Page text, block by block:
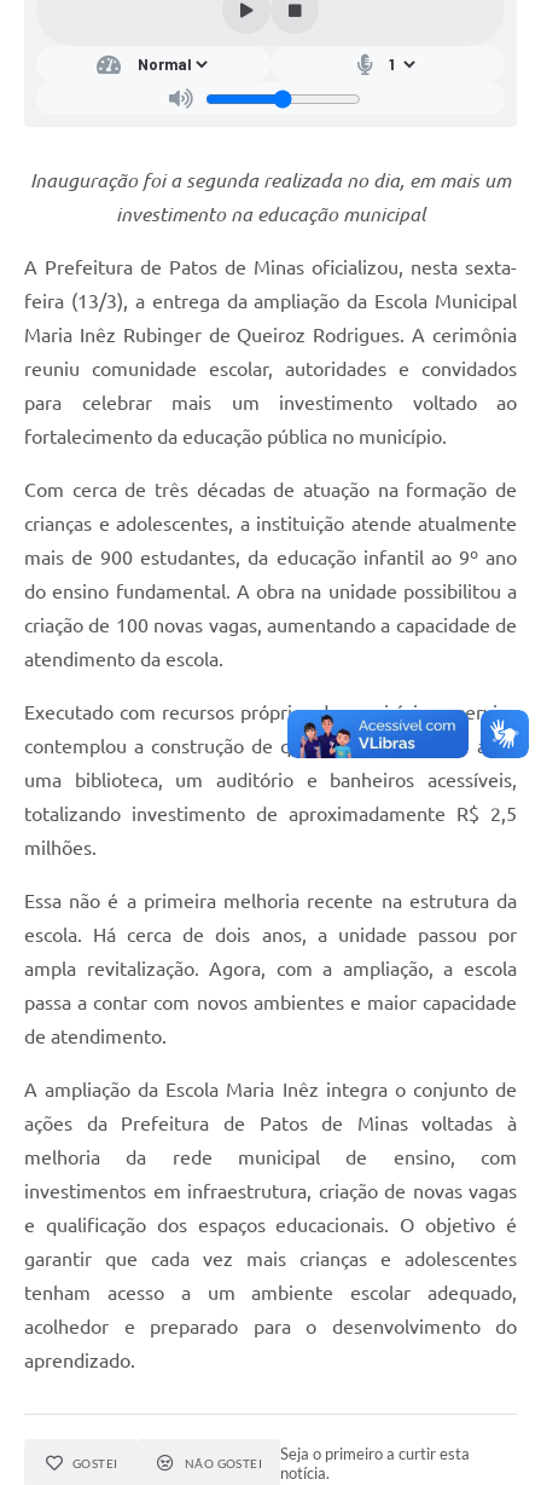
Inauguração foi a segunda realizada no dia, em mais um
investimento na educação municipal
A Prefeitura de Patos de Minas oficializou, nesta sexta-
feira (13/3), a entrega da ampliação da Escola Municipal
Maria Inêz Rubinger de Queiroz Rodrigues. A cerimônia
reuniu comunidade escolar, autoridades e convidados
para celebrar mais um investimento voltado ao
fortalecimento da educação pública no município.
Com cerca de três décadas de atuação na formação de
crianças e adolescentes, a instituição atende atualmente
mais de 900 estudantes, da educação infantil ao 9º ano
do ensino fundamental. A obra na unidade possibilitou a
criação de 100 novas vagas, aumentando a capacidade de
atendimento da escola.
Executado com recursos próprios do município, o serviço
contemplou a construção de quatro novas salas de aula,
uma biblioteca, um auditório e banheiros acessíveis,
totalizando investimento de aproximadamente R$ 2,5
milhões.
Essa não é a primeira melhoria recente na estrutura da
escola. Há cerca de dois anos, a unidade passou por
ampla revitalização. Agora, com a ampliação, a escola
passa a contar com novos ambientes e maior capacidade
de atendimento.
A ampliação da Escola Maria Inêz integra o conjunto de
ações da Prefeitura de Patos de Minas voltadas à
melhoria da rede municipal de ensino, com
investimentos em infraestrutura, criação de novas vagas
e qualificação dos espaços educacionais. O objetivo é
garantir que cada vez mais crianças e adolescentes
tenham acesso a um ambiente escolar adequado,
acolhedor e preparado para o desenvolvimento do
aprendizado.
GOSTEI NÃO GOSTEI
Seja o primeiro a curtir esta
notícia.